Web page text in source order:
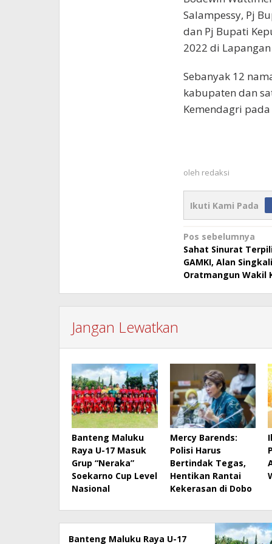
Salampessy, Pj
dan Pj Bupati
2022 di
Sebanyak 12
kabupaten dan
Kemendagri
oleh redaksi
Ikuti Kami Pada
Navigasi
pos
Pos sebelumnya
Sahat Sinurat
GAMKI, Alan
Oratmangun Wakil
Jangan Lewatkan
Banteng Maluku
Raya U-17 Masuk
Grup “Neraka”
Soekarno Cup Level
Nasional
Mercy Barends:
Polisi Harus
Bertindak Tegas,
Hentikan Rantai
Kekerasan di Dobo
Banteng Maluku Raya U-17